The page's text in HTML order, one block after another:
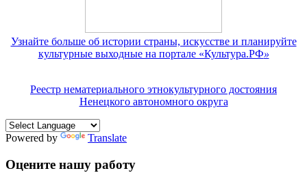
Узнайте больше об истории страны, искусстве и планируйте
культурные выходные на портале «Культура.РФ»
Реестр нематериального этнокультурного достояния
Ненецкого автономного округа
Powered by Translate
Оцените нашу работу